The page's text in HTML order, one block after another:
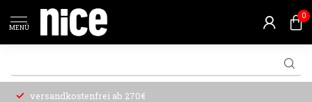
MENÜ
0
versandkostenfrei ab 270€